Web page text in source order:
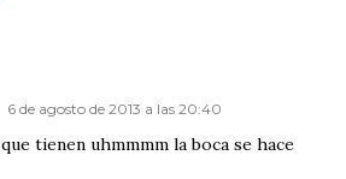
6 de agosto de 2013 a las 20:40
tienen uhmmmm la boca se hace